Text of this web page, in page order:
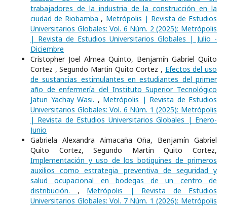
trabajadores de la industria de la construcción en la
ciudad de Riobamba , Metrópolis | Revista de Estudios
Universitarios Globales: Vol. 6 Núm. 2 (2025): Metrópolis
| Revista de Estudios Universitarios Globales | Julio -
Diciembre
Cristopher Joel Almea Quinto, Benjamín Gabriel Quito
Cortez , Segundo Martin Quito Cortez , Efectos del uso
de sustancias estimulantes en estudiantes del primer
año de enfermería del Instituto Superior Tecnológico
Jatun Yachay Wasi. , Metrópolis | Revista de Estudios
Universitarios Globales: Vol. 6 Núm. 1 (2025): Metrópolis
| Revista de Estudios Universitarios Globales | Enero-
Junio
Gabriela Alexandra Aimacaña Oña, Benjamín Gabriel
Quito Cortez, Segundo Martin Quito Cortez,
Implementación y uso de los botiquines de primeros
auxilios como estrategia preventiva de seguridad y
salud ocupacional en bodegas de un centro de
distribución. , Metrópolis | Revista de Estudios
Universitarios Globales: Vol. 7 Núm. 1 (2026): Metrópolis